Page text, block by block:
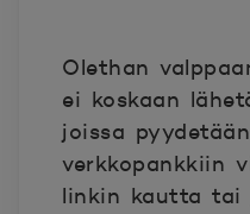
Olethan
ei koskaan
joissa
verkkopankkiin
linkin kautta tai